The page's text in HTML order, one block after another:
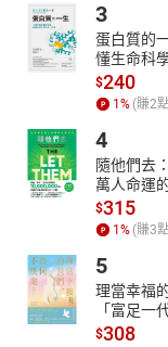
3
蛋白質的
懂生命科
$240
1 % (賺2
4
隨他們去
萬人命運
書】
$315
1 % (賺3
5
理當幸福
「富足一
$308